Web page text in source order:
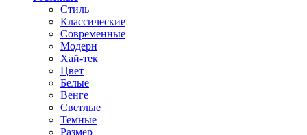
Стиль
Классические
Современные
Модерн
Хай-тек
Цвет
Белые
Венге
Светлые
Темные
Размер